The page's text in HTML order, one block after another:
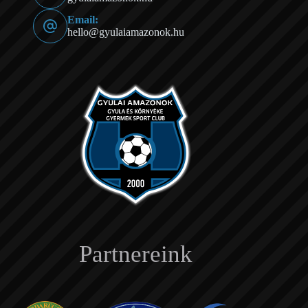
Email:
hello@gyulaiamazonok.hu
Partnereink